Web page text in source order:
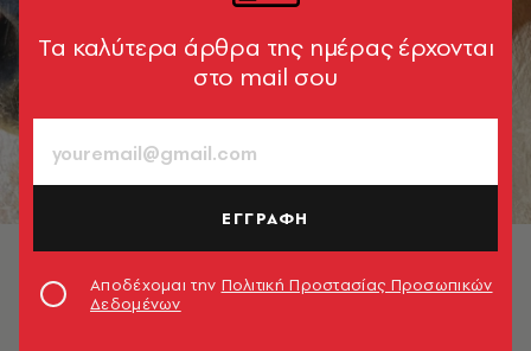
H ιστορία των 100 αδέσποτων αλόγων του Υμηττού ©
Tα καλύτερα άρθρα της ημέρας έρχονται
στο mail σου
ΕΓΓΡΑΦΗ
Αποδέχομαι την Πολιτική Προστασίας Προσωπικών
Δεδομένων